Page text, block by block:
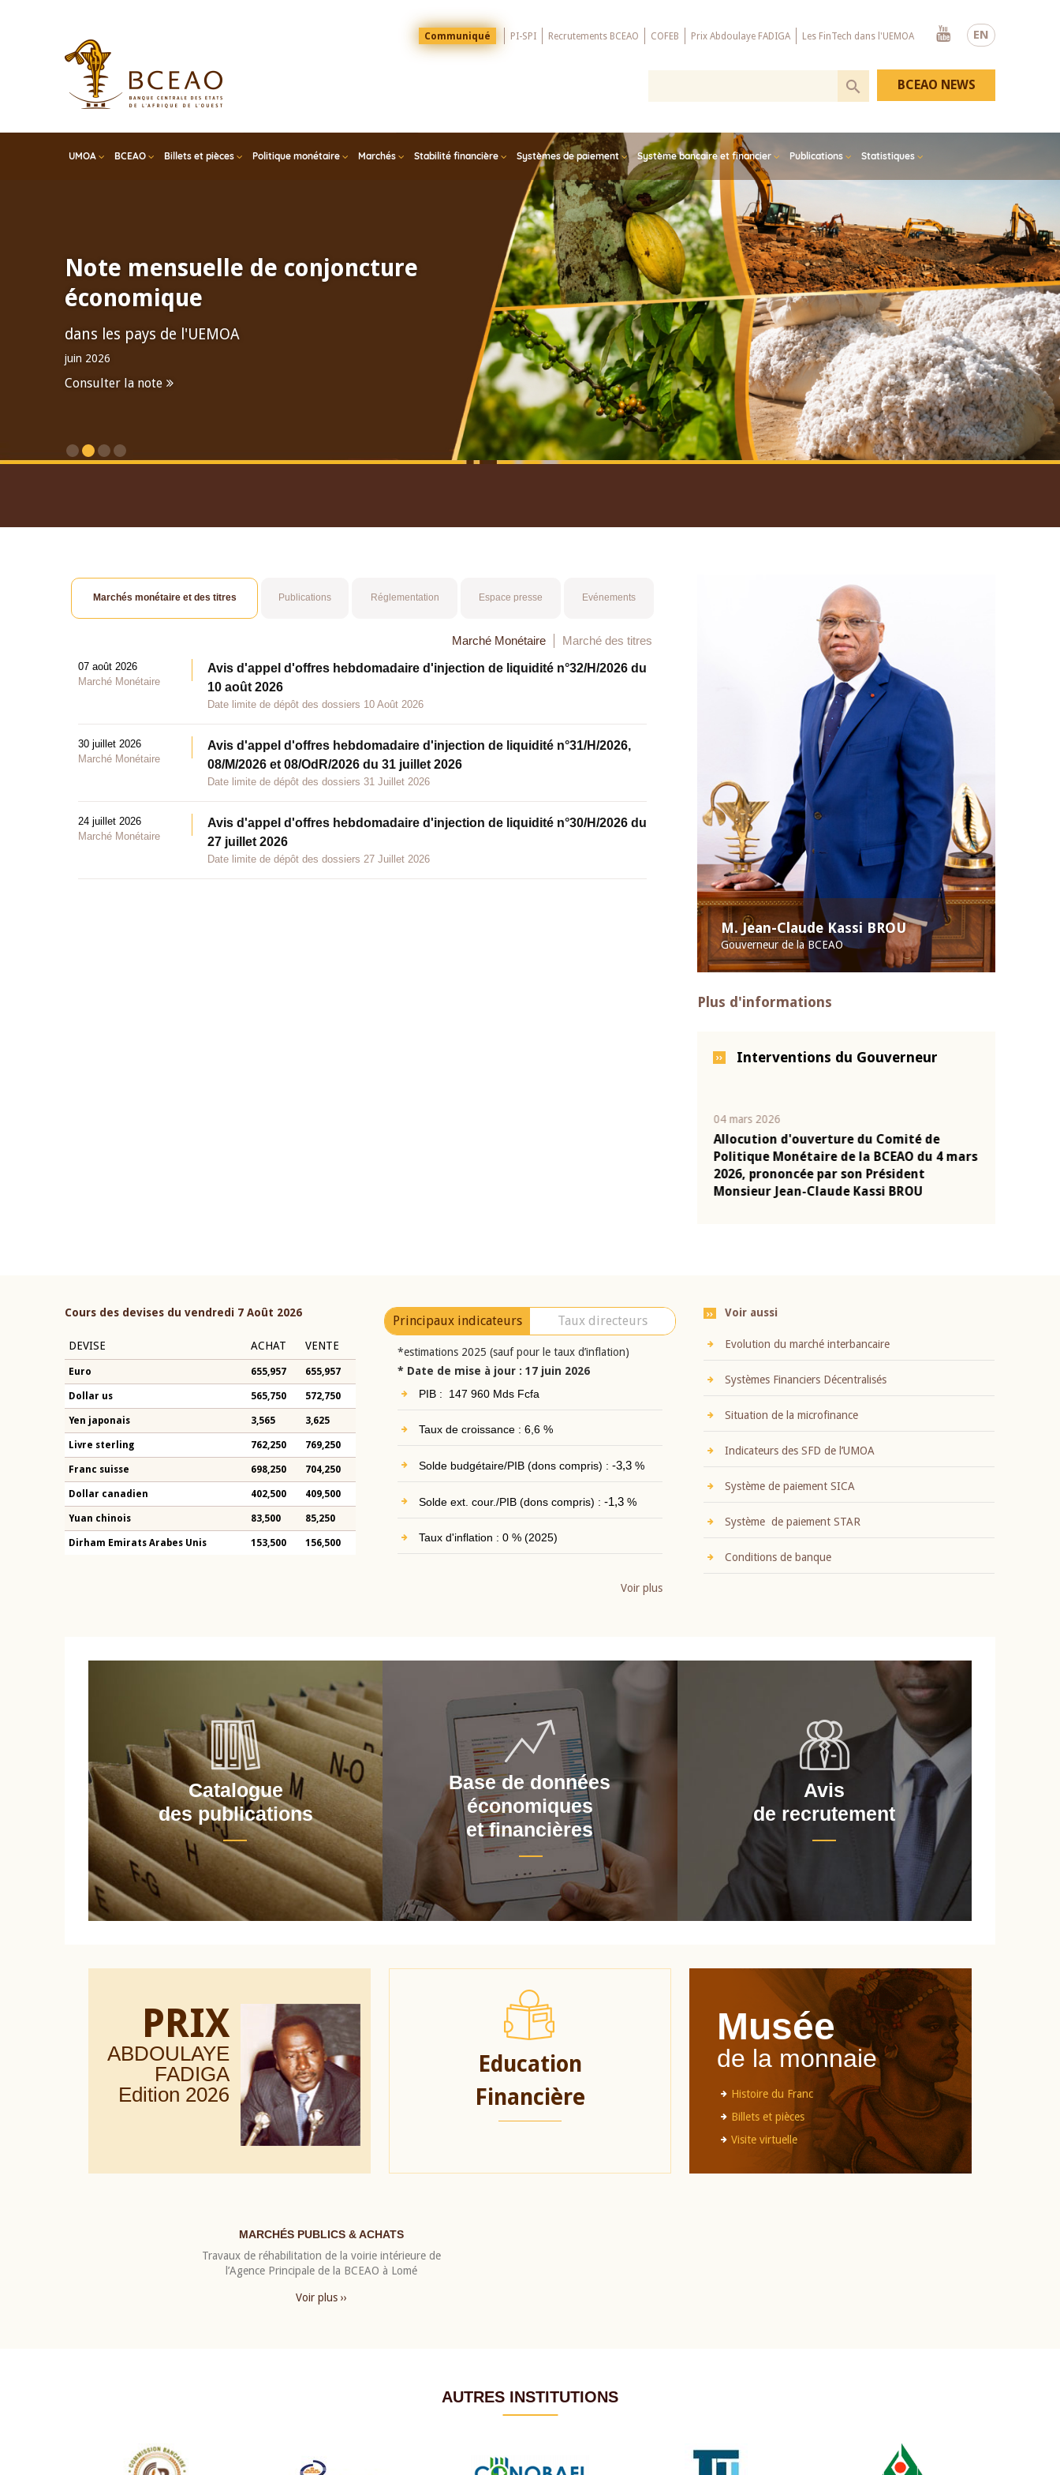
EN
Menu
Top
Communiqué PI-SPI Recrutements BCEAO COFEB Prix Abdoulaye FADIGA Les FinTech dans l'UEMOA
Youtube
UMOA BCEAO Billets et pièces Politique monétaire Marchés Stabilité financière Systèmes de paiement Système bancaire et financier Publications Statistiques
BCEAO NEWS
Note mensuelle de conjoncture
économique
dans les pays de l'UEMOA
juin 2026
Consulter la note
M. Jean-Claude Kassi BROU
Gouverneur de la BCEAO
Plus d'informations
Interventions du Gouverneur
04 mars 2026
Allocution d'ouverture du Comité de
Politique Monétaire de la BCEAO du 4 mars
2026, prononcée par son Président
Monsieur Jean-Claude Kassi BROU
Marchés monétaire et des titres Publications Réglementation Espace presse Evénements
Marché Monétaire Marché des titres
07 août 2026
Marché Monétaire
Avis d'appel d'offres hebdomadaire d'injection de liquidité n°32/H/2026 du
10 août 2026
Date limite de dépôt des dossiers 10 Août 2026
30 juillet 2026
Marché Monétaire
Avis d'appel d'offres hebdomadaire d'injection de liquidité n°31/H/2026,
08/M/2026 et 08/OdR/2026 du 31 juillet 2026
Date limite de dépôt des dossiers 31 Juillet 2026
24 juillet 2026
Marché Monétaire
Avis d'appel d'offres hebdomadaire d'injection de liquidité n°30/H/2026 du
27 juillet 2026
Date limite de dépôt des dossiers 27 Juillet 2026
Cours des devises du vendredi 7 Août 2026
DEVISE ACHAT VENTE
Euro 655,957 655,957
Dollar us 565,750 572,750
Yen japonais 3,565 3,625
Livre sterling 762,250 769,250
Franc suisse 698,250 704,250
Dollar canadien 402,500 409,500
Yuan chinois 83,500 85,250
Dirham Emirats Arabes Unis 153,500 156,500
Principaux indicateurs Taux directeurs
*estimations 2025 (sauf pour le taux d’inflation)
* Date de mise à jour : 17 juin 2026
PIB : 147 960 Mds Fcfa
Taux de croissance : 6,6 %
Solde budgétaire/PIB (dons compris) : -3,3%
Solde ext. cour./PIB (dons compris) : -1,3%
Taux d'inflation : 0 % (2025)
Voir plus
Voir aussi
Evolution du marché interbancaire
Systèmes Financiers Décentralisés
Situation de la microfinance
Indicateurs des SFD de l’UMOA
Système de paiement SICA
Système de paiement STAR
Conditions de banque
Catalogue
des publications
Base de données
économiques
et financières
Avis
de recrutement
PRIX
ABDOULAYE
FADIGA
Edition 2026
Education
Financière
Musée
de la monnaie
Histoire du Franc
Billets et pièces
Visite virtuelle
MARCHÉS PUBLICS & ACHATS
Travaux de réhabilitation de la voirie intérieure de
l’Agence Principale de la BCEAO à Lomé
Voir plus ››
AUTRES INSTITUTIONS